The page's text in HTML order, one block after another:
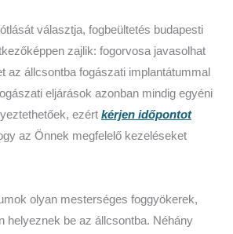
választja, fogbeültetés budapesti
zajlik: fogorvosa javasolhat
az állcsontba fogászati implantátummal
eljárások azonban mindig egyéni
ezért kérjen időpontot
az Önnek megfelelő kezeléseket
olyan mesterséges foggyökerek,
helyeznek be az állcsontba. Néhány